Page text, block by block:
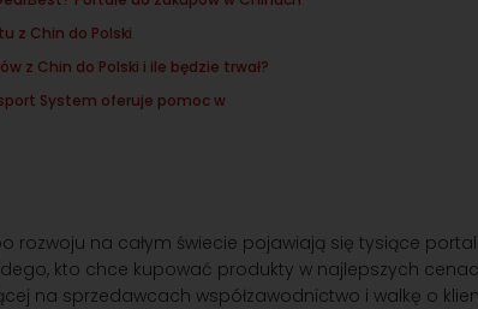
z Chin do Polski
z Chin do Polski i ile będzie trwał?
System oferuje pomoc w
rozwoju na całym świecie pojawiają się tysiące
kto chce kupować produkty w najlepszych
na sprzedawcach współzawodnictwo i walkę o